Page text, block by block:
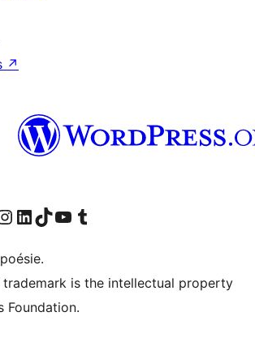
↗
Threads
page
our Instagram account
Visit our LinkedIn account
Visitez notre compte TikTok
Visit our YouTube channel
Visitez notre compte Tumblr
trademark is the intellectual property
Foundation.